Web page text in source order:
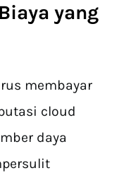
yang
membayar
cloud
daya